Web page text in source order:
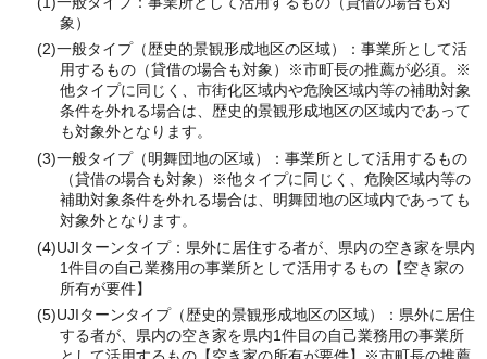
象）
(2)一般タイプ（歴史的景観形成地区の区域）：事業所として活
用するもの（貸借の場合も対象）※市町長の推薦が必須。※
他タイプに同じく、市街化区域内や危険区域内等の補助対象
条件を外れる場合は、歴史的景観形成地区の区域内であって
も対象外となります。
(3)一般タイプ（明舞団地の区域）：事業所として活用するもの
（貸借の場合も対象）※他タイプに同じく、危険区域内等の
補助対象条件を外れる場合は、明舞団地の区域内であっても
対象外となります。
(4)UJIターンタイプ：県外に居住する者が、県内の空き家を県内
1件目の自己業務用の事業所として活用するもの【空き家の
所有が要件】
(5)UJIターンタイプ（歴史的景観形成地区の区域）：県外に居住
する者が、県内の空き家を県内1件目の自己業務用の事業所